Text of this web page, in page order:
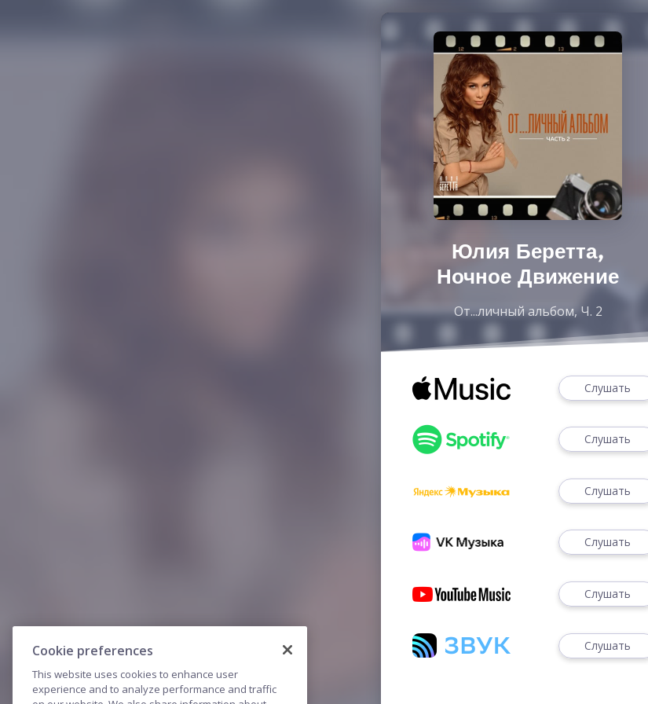
Юлия Беретта,
Ночное Движение
От...личный альбом, Ч. 2
Слушать
Слушать
Слушать
Слушать
Слушать
Слушать
Cookie preferences
This website uses cookies to enhance user
experience and to analyze performance and traffic